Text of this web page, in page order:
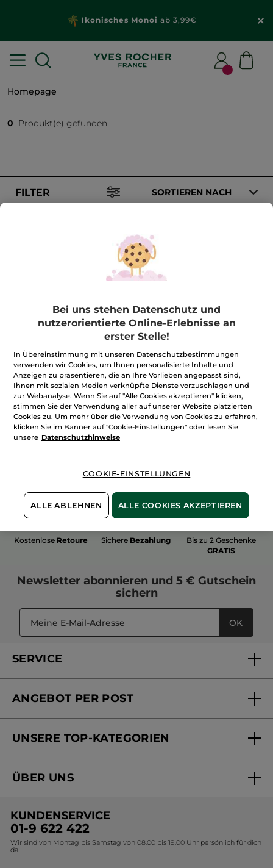
Ikonisches Monoi ab 3,99€
Homepage
0 Produkt(e) gefunden
FILTER SORTIEREN NACH
sindpflanzlich
unsere Felder
biologisch
Mehr entdecken
Kostenlose Retoure Sichere Bezahlung
Bis zu 2 Geschenke
GRATIS
Newsletter abonnieren und 5 € Gutschein
sichern
OK
SERVICE
Mein Konto
Online Preisliste
ANGEBOT PER POST
Versandhandel Preisliste
UNSERE TOP-KATEGORIEN
Black Friday Yves Rocher
Geschenkideen Yves Rocher
Kollektion Monoi Yves Rocher
ÜBER UNS
Umweltstiftung YR
Affiliate Programm
KUNDENSERVICE
01-9 622 422
Wir sind von Montag bis Samstag von 08.00 bis 19.00 Uhr persönlich für dich
da!
Bei uns stehen Datenschutz und
nutzerorientierte Online-Erlebnisse an
erster Stelle!
In Übereinstimmung mit unseren Datenschutzbestimmungen
verwenden wir Cookies, um Ihnen personalisierte Inhalte und
Anzeigen zu präsentieren, die an Ihre Vorlieben angepasst sind,
Ihnen mit sozialen Medien verknüpfte Dienste vorzuschlagen und
zur Webanalyse. Wenn Sie auf "Alle Cookies akzeptieren" klicken,
stimmen Sie der Verwendung aller auf unserer Website platzierten
Cookies zu. Um mehr über die Verwendung von Cookies zu erfahren,
klicken Sie im Banner auf "Cookie-Einstellungen" oder lesen Sie
unsere Datenschutzhinweise
COOKIE-EINSTELLUNGEN
ALLE ABLEHNEN ALLE COOKIES AKZEPTIEREN